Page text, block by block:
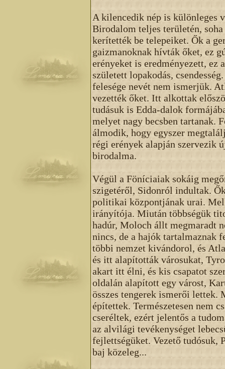
A kilencedik nép is különleges
Birodalom teljes területén,
kerítették be telepeiket. Ők a
gaizmanoknak hívták őket, ez
erényeket is eredményezett, ez
született lopakodás,
felesége nevét nem ismerjük.
vezették őket. Itt alkottak
tudásuk is Edda-dalok
melyet nagy becsben tartanak.
álmodik, hogy egyszer
régi erények alapján szervezik
birodalma.
Végül a Föníciaiak sokáig
szigetéről, Sidonról indultak.
politikai központjának urai.
irányítója. Miután többségük
hadúr, Moloch állt megmaradt
nincs, de a hajók tartalmaznak
többi nemzet kivándorol, és
és itt alapították városukat,
akart itt élni, és kis csapatot
oldalán alapított egy várost,
összes tengerek ismerői lettek.
építettek. Természetesen nem
cseréltek, ezért jelentős a
az alvilági tevékenységet
fejlettségüket. Vezető tudósuk,
baj közeleg...